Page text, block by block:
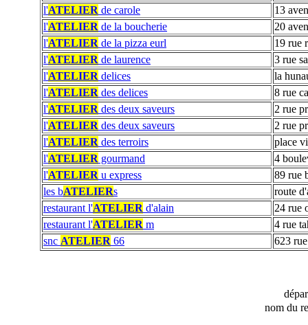
l'ATELIER de carole
13
l'ATELIER de la boucherie
20
l'ATELIER de la pizza eurl
19 rue
l'ATELIER de laurence
3 rue
l'ATELIER delices
la
l'ATELIER des delices
8 rue
l'ATELIER des deux saveurs
2 rue
l'ATELIER des deux saveurs
2 rue
l'ATELIER des terroirs
place
l'ATELIER gourmand
4
l'ATELIER u express
89 rue
les bATELIERs
route
restaurant l'ATELIER d'alain
24 rue
restaurant l'ATELIER m
4 rue
snc ATELIER 66 623
nom du